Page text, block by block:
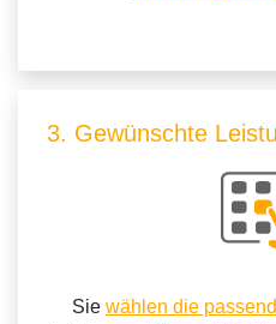
3. Gewünschte
Sie wählen die